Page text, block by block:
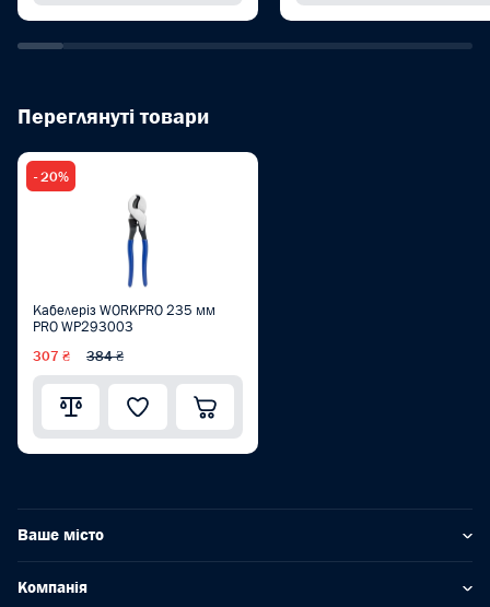
Переглянуті товари
- 20%
Кабелеріз WORKPRO 235 мм
PRO WP293003
307 ₴ 384 ₴
Ваше місто
Компанія